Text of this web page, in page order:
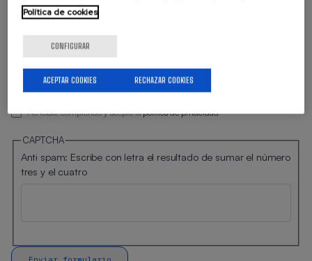
He leído, comprendo y acepto lapolítica de privacidad
CAPTCHA
Anti spam: Escribe con letra el resultado de sumar el número
tres y el cuatro
Política de cookies
CONFIGURAR
RECHAZAR COOKIES
ACEPTAR COOKIES